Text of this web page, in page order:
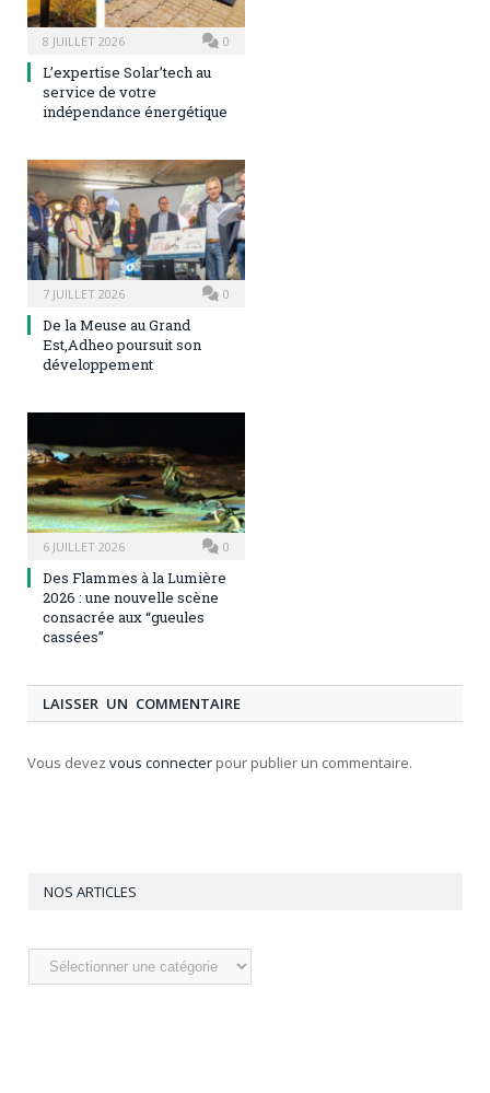
8 JUILLET 2026 0
L’expertise Solar’tech au
service de votre
indépendance énergétique
7 JUILLET 2026 0
De la Meuse au Grand
Est,Adheo poursuit son
développement
6 JUILLET 2026 0
Des Flammes à la Lumière
2026 : une nouvelle scène
consacrée aux “gueules
cassées”
LAISSER UN COMMENTAIRE
Vous devez vous connecter pour publier un commentaire.
NOS ARTICLES
Nos
articles